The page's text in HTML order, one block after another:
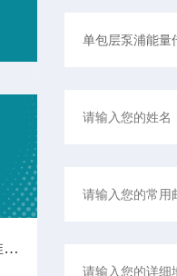
等离子体增强微激光器推进生物传感新极限